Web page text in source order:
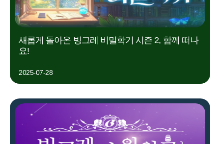
새롭게 돌아온 빙그레 비밀학기 시즌 2, 함께 떠나
요!
2025-07-28